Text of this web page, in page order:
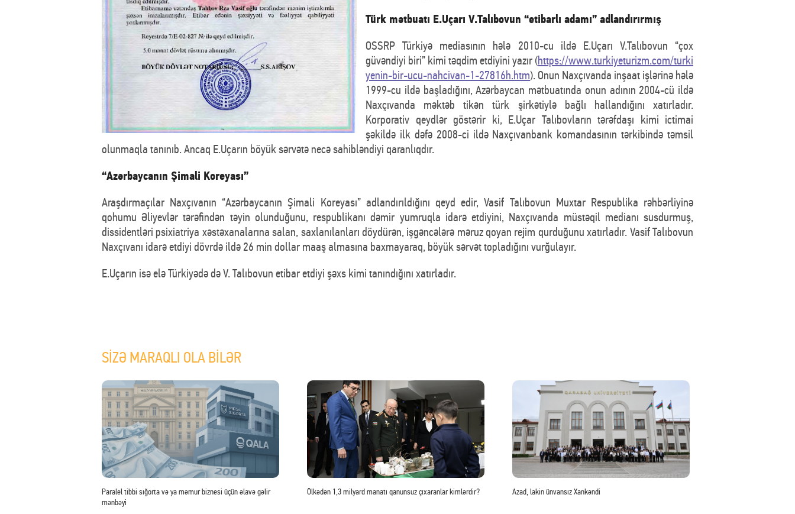
Türk mətbuatı E.Uçarı V.Talıbovun “etibarlı adamı” adlandırırmış
OSSRP Türkiyə mediasının hələ 2010-cu ildə E.Uçarı V.Talıbovun “çox
güvəndiyi biri” kimi təqdim etdiyini yazır (https://www.turkiyeturizm.com/turki
yenin-bir-ucu-nahcivan-1-27816h.htm). Onun Naxçıvanda inşaat işlərinə hələ
1999-cu ildə başladığını, Azərbaycan mətbuatında onun adının 2004-cü ildə
Naxçıvanda məktəb tikən türk şirkətiylə bağlı hallandığını xatırladır.
Korporativ qeydlər göstərir ki, E.Uçar Talıbovların tərəfdaşı kimi ictimai
şəkildə ilk dəfə 2008-ci ildə Naxçıvanbank komandasının tərkibində təmsil
olunmaqla tanınıb. Ancaq E.Uçarın böyük sərvətə necə sahibləndiyi qaranlıqdır.
“Azərbaycanın Şimali Koreyası”
Araşdırmaçılar Naxçıvanın “Azərbaycanın Şimali Koreyası” adlandırıldığını qeyd edir, Vasif Talıbovun Muxtar Respublika rəhbərliyinə
qohumu Əliyevlər tərəfindən təyin olunduğunu, respublikanı dəmir yumruqla idarə etdiyini, Naxçıvanda müstəqil medianı susdurmuş,
dissidentləri psixiatriya xəstəxanalarına salan, saxlanılanları döydürən, işgəncələrə məruz qoyan rejim qurduğunu xatırladır. Vasif Talıbovun
Naxçıvanı idarə etdiyi dövrdə ildə 26 min dollar maaş almasına baxmayaraq, böyük sərvət topladığını vurğulayır.
E.Uçarın isə elə Türkiyədə də V. Talıbovun etibar etdiyi şəxs kimi tanındığını xatırladır.
SİZƏ MARAQLI OLA BİLƏR
Paralel tibbi sığorta və ya məmur biznesi üçün əlavə gəlir
mənbəyi
Ölkədən 1,3 milyard manatı qanunsuz çıxaranlar kimlərdir? Azad, lakin ünvansız Xankəndi